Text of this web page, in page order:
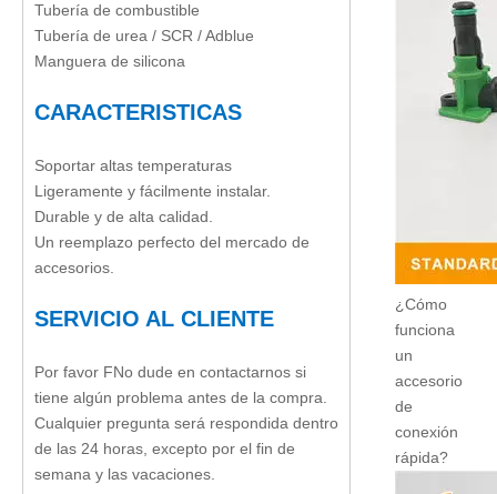
Tubería de combustible
Tubería de urea / SCR / Adblue
Manguera de silicona
CARACTERISTICAS
Soportar altas temperaturas
Ligeramente y fácilmente instalar.
Durable y de alta calidad.
Un reemplazo perfecto del mercado de
accesorios.
SERVICIO AL CLIENTE
Por favor FNo dude en contactarnos si
tiene algún problema antes de la compra.
Cualquier pregunta será respondida dentro
de las 24 horas, excepto por el fin de
semana y las vacaciones.
¿Cómo
funciona
un
accesorio
de
conexión
rápida?